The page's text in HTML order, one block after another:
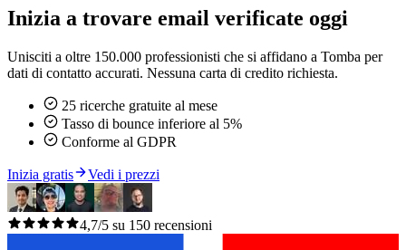
Inizia a trovare email verificate oggi
Unisciti a oltre 150.000 professionisti che si affidano a Tomba per
dati di contatto accurati. Nessuna carta di credito richiesta.
25 ricerche gratuite al mese
Tasso di bounce inferiore al 5%
Conforme al GDPR
Inizia gratis Vedi i prezzi
4,7/5 su 150 recensioni